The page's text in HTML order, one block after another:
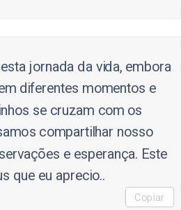
jornada da vida, embora
diferentes momentos e
se cruzam com os
compartilhar nosso
e esperança. Este
que eu aprecio..
Copiar